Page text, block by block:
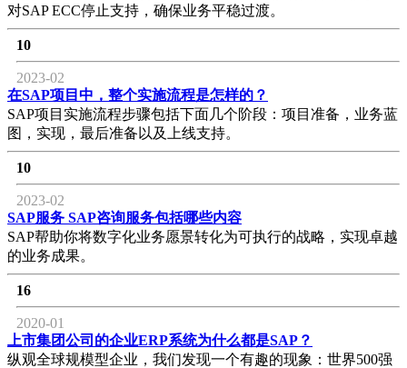
对SAP ECC停止支持，确保业务平稳过渡。
10
2023-02
在SAP项目中，整个实施流程是怎样的？
SAP项目实施流程步骤包括下面几个阶段：项目准备，业务蓝
图，实现，最后准备以及上线支持。
10
2023-02
SAP服务 SAP咨询服务包括哪些内容
SAP帮助你将数字化业务愿景转化为可执行的战略，实现卓越
的业务成果。
16
2020-01
上市集团公司的企业ERP系统为什么都是SAP？
纵观全球规模型企业，我们发现一个有趣的现象：世界500强